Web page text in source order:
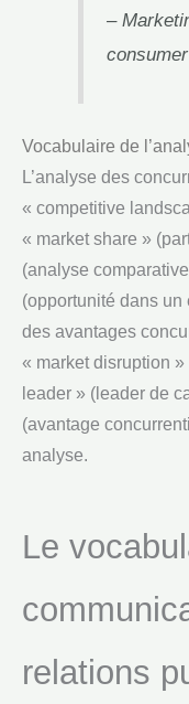
–
Vocabulaire de
L’analyse des
« competitive
« market share »
(analyse
(opportunité dans
des avantages
« market disruption
leader » (leader de
(avantage
analyse.
Le
relations